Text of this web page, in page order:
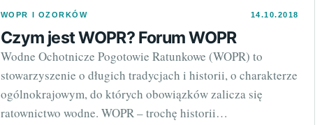
WOPR I OZORKÓW 14.10.2018
Czym jest WOPR? Forum WOPR
Wodne Ochotnicze Pogotowie Ratunkowe (WOPR) to
stowarzyszenie o długich tradycjach i historii, o charakterze
ogólnokrajowym, do których obowiązków zalicza się
ratownictwo wodne. WOPR – trochę historii…